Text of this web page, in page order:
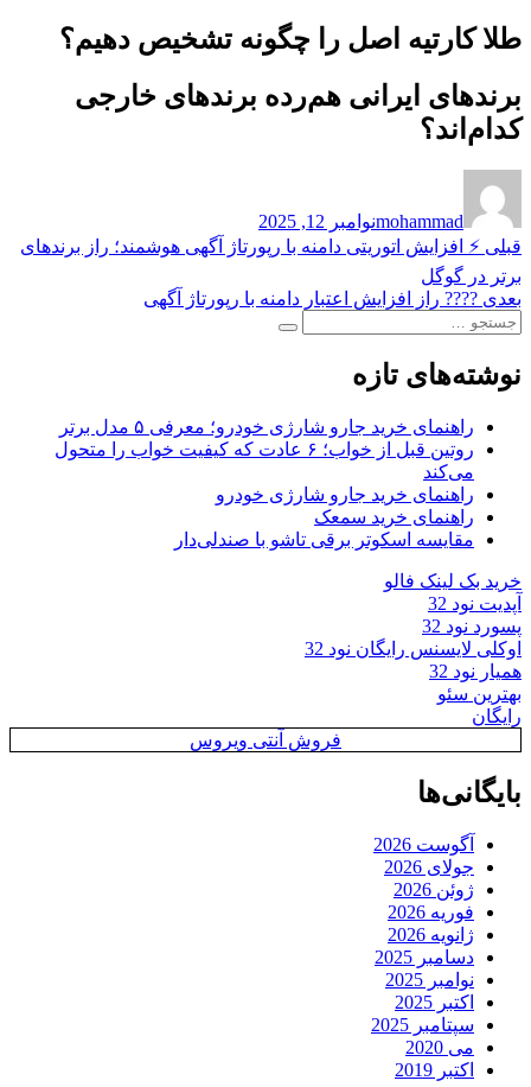
طلا کارتیه اصل را چگونه تشخیص دهیم؟
برندهای ایرانی هم‌رده برندهای خارجی
کدام‌اند؟
mohammadدر
نوامبر 12, 2025
راهبری
نوشته
قبلی نوشته
قبلی:
⚡ افزایش اتوریتی دامنه با رپورتاژ آگهی هوشمند؛ راز برندهای
برتر در گوگل
بعدی نوشته
بعدی:
???? راز افزایش اعتبار دامنه با رپورتاژ آگهی
جستجو
جستجو
نوشته‌های تازه
راهنمای خرید جارو شارژی خودرو؛ معرفی ۵ مدل برتر
روتین قبل از خواب؛ ۶ عادت که کیفیت خواب را متحول
می‌کند
راهنمای خرید جارو شارژی خودرو
راهنمای خرید سمعک
مقایسه اسکوتر برقی تاشو با صندلی‌دار
خرید بک لینک فالو
آپدیت نود 32
پسورد نود 32
اوکلی لایسنس رایگان نود 32
همیار نود 32
بهترین سئو
رایگان
فروش آنتی ویروس
بایگانی‌ها
آگوست 2026
جولای 2026
ژوئن 2026
فوریه 2026
ژانویه 2026
دسامبر 2025
نوامبر 2025
اکتبر 2025
سپتامبر 2025
می 2020
اکتبر 2019